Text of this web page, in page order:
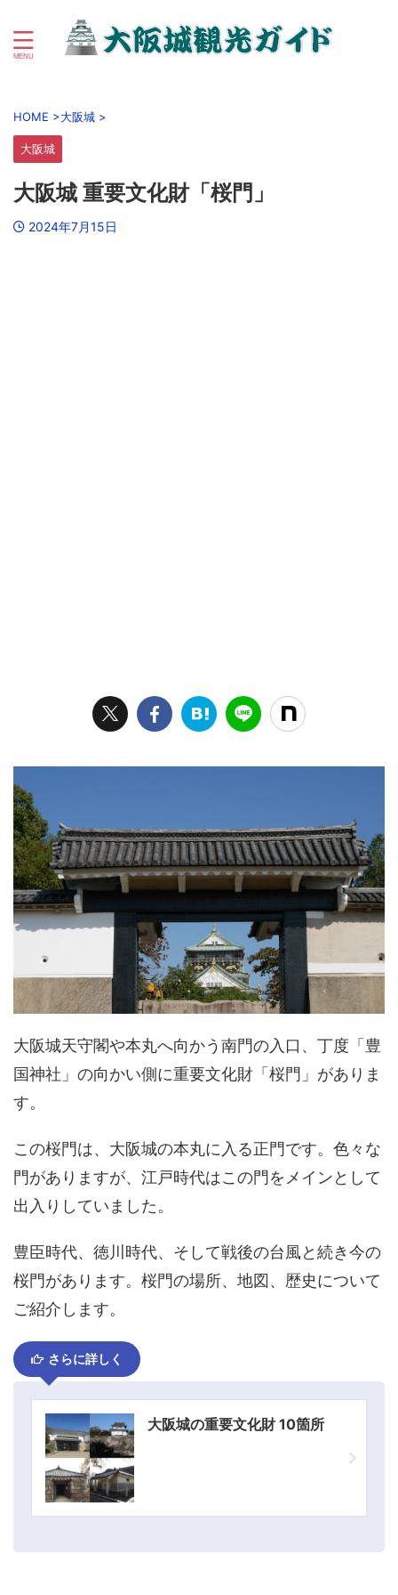
HOME >大阪城 >
大阪城
大阪城 重要文化財「桜門」
2024年7月15日
大阪城天守閣や本丸へ向かう南門の入口、丁度「豊
国神社」の向かい側に重要文化財「桜門」がありま
す。
この桜門は、大阪城の本丸に入る正門です。色々な
門がありますが、江戸時代はこの門をメインとして
出入りしていました。
豊臣時代、徳川時代、そして戦後の台風と続き今の
桜門があります。桜門の場所、地図、歴史について
ご紹介します。
さらに詳しく
大阪城の重要文化財 10箇所